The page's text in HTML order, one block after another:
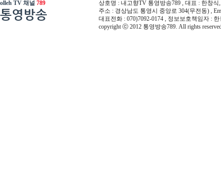
olleh TV 채널 789
통영방송
상호명 : 내고향TV 통영방송789 , 대표 : 한창식
주소 : 경상남도 통영시 중앙로 304(무전동) ,
대표전화 : 070)7092-0174 , 정보보호책임자 :
copyright ⓒ 2012 통영방송789. All rights